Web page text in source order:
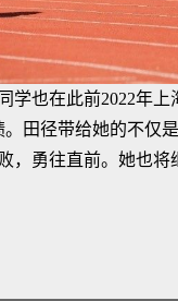
学也在此前2022年上
田径带给她的不仅
，勇往直前。她也